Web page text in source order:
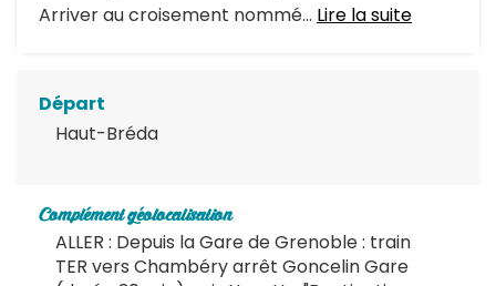
Arriver au croisement nommé... Lire la suite
Départ
Haut-Bréda
Complément géolocalisation
ALLER : Depuis la Gare de Grenoble : train
TER vers Chambéry arrêt Goncelin Gare